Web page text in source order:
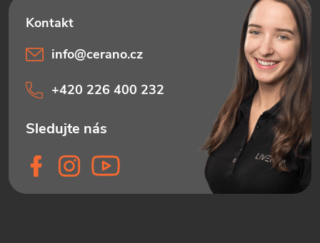
info@cerano.cz
+420 226 400 232